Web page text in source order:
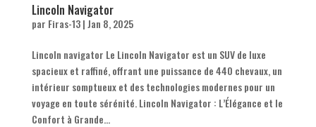
Lincoln Navigator
par Firas-13|Jan 8, 2025
Lincoln navigator Le Lincoln Navigator est un SUV de luxe
spacieux et raffiné, offrant une puissance de 440 chevaux, un
intérieur somptueux et des technologies modernes pour un
voyage en toute sérénité. Lincoln Navigator : L’Élégance et le
Confort à Grande...